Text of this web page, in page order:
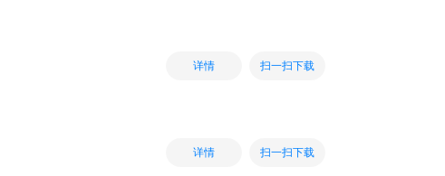
详情 扫一扫下载
详情 扫一扫下载